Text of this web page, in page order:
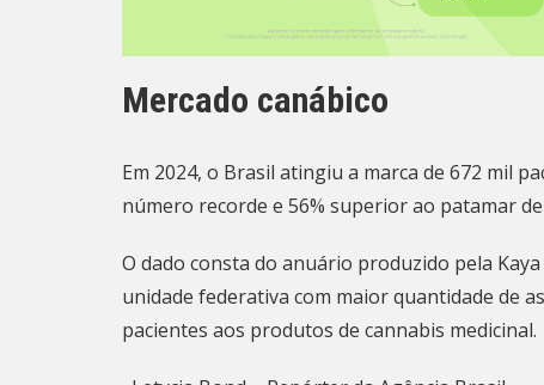
Mercado canábico
Em 2024, o Brasil atingiu a marca de 672 mil
número recorde e 56% superior ao patamar de
O dado consta do anuário produzido pela
unidade federativa com maior quantidade de
pacientes aos produtos de cannabis medicinal.